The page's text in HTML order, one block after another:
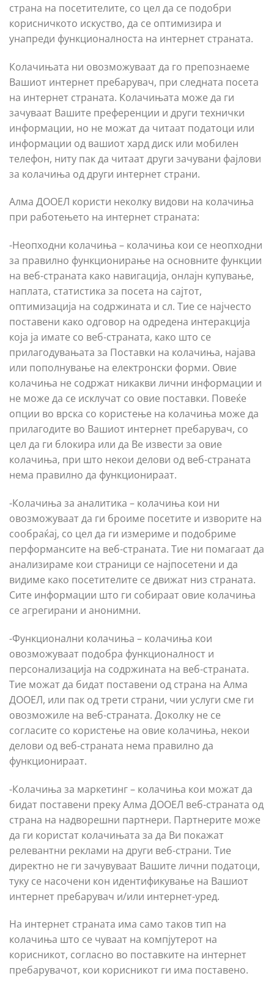
страна на посетителите, со цел да се подобри
корисничкото искуство, да се оптимизира и
унапреди функционалноста на интернет страната.
Колачињата ни овозможуваат да го препознаеме
Вашиот интернет пребарувач, при следната посета
на интернет страната. Колачињата може да ги
зачуваат Вашите преференции и други технички
информации, но не можат да читаат податоци или
информации од вашиот хард диск или мобилен
телефон, ниту пак да читаат други зачувани фајлови
за колачиња од други интернет страни.
Алма ДООЕЛ користи неколку видови на колачиња
при работењето на интернет страната:
-Неопходни колачиња – колачиња кои се неопходни
за правилно функционирање на основните функции
на веб-страната како навигација, онлајн купување,
наплата, статистика за посета на сајтот,
оптимизација на содржината и сл. Тие се најчесто
поставени како одговор на одредена интеракција
која ја имате со веб-страната, како што се
прилагодувањата за Поставки на колачиња, најава
или пополнување на електронски форми. Овие
колачиња не содржат никакви лични информации и
не може да се исклучат со овие поставки. Повеќе
опции во врска со користење на колачиња може да
прилагодите во Вашиот интернет пребарувач, со
цел да ги блокира или да Ве извести за овие
колачиња, при што некои делови од веб-страната
нема правилно да функционираат.
-Колачиња за аналитика – колачиња кои ни
овозможуваат да ги броиме посетите и изворите на
сообраќај, со цел да ги измериме и подобриме
перформансите на веб-страната. Тие ни помагаат да
анализираме кои страници се најпосетени и да
видиме како посетителите се движат низ страната.
Сите информации што ги собираат овие колачиња
се агрегирани и анонимни.
-Функционални колачиња – колачиња кои
овозможуваат подобра функционалност и
персонализација на содржината на веб-страната.
Тие можат да бидат поставени од страна на Алма
ДООЕЛ, или пак од трети страни, чии услуги сме ги
овозможиле на веб-страната. Доколку не се
согласите со користење на овие колачиња, некои
делови од веб-страната нема правилно да
функционираат.
-Колачиња за маркетинг – колачиња кои можат да
бидат поставени преку Алма ДООЕЛ веб-страната од
страна на надворешни партнери. Партнерите може
да ги користат колачињата за да Ви покажат
релевантни реклами на други веб-страни. Тие
директно не ги зачувуваат Вашите лични податоци,
туку се насочени кон идентификување на Вашиот
интернет пребарувач и/или интернет-уред.
На интернет страната има само таков тип на
колачиња што се чуваат на компјутерот на
корисникот, согласно во поставките на интернет
пребарувачот, кои корисникот ги има поставено.